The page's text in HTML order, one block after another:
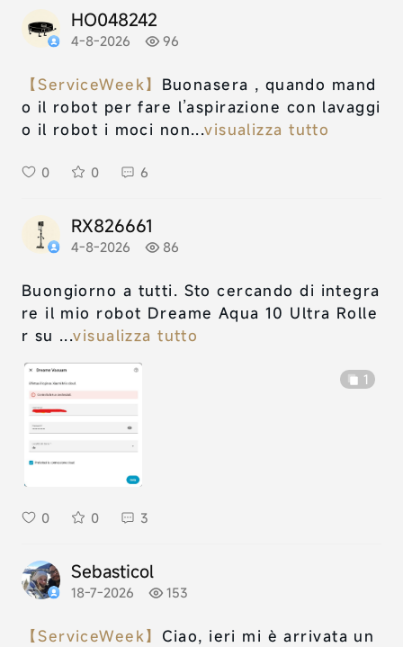
HO048242
4-8-2026 96
【ServiceWeek】 Buonasera , quando mand
o il robot per fare l’aspirazione con lavaggi
o il robot i moci non...visualizza tutto
0 0 6
RX826661
4-8-2026 86
Buongiorno a tutti. Sto cercando di integra
re il mio robot Dreame Aqua 10 Ultra Rolle
r su ...visualizza tutto
1
0 0 3
Sebasticol
18-7-2026 153
【ServiceWeek】 Ciao, ieri mi è arrivata un